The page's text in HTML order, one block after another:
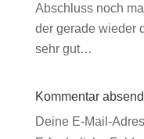
Abschluss noch
der gerade wieder
sehr gut…
Kommentar
Deine E-Mail-